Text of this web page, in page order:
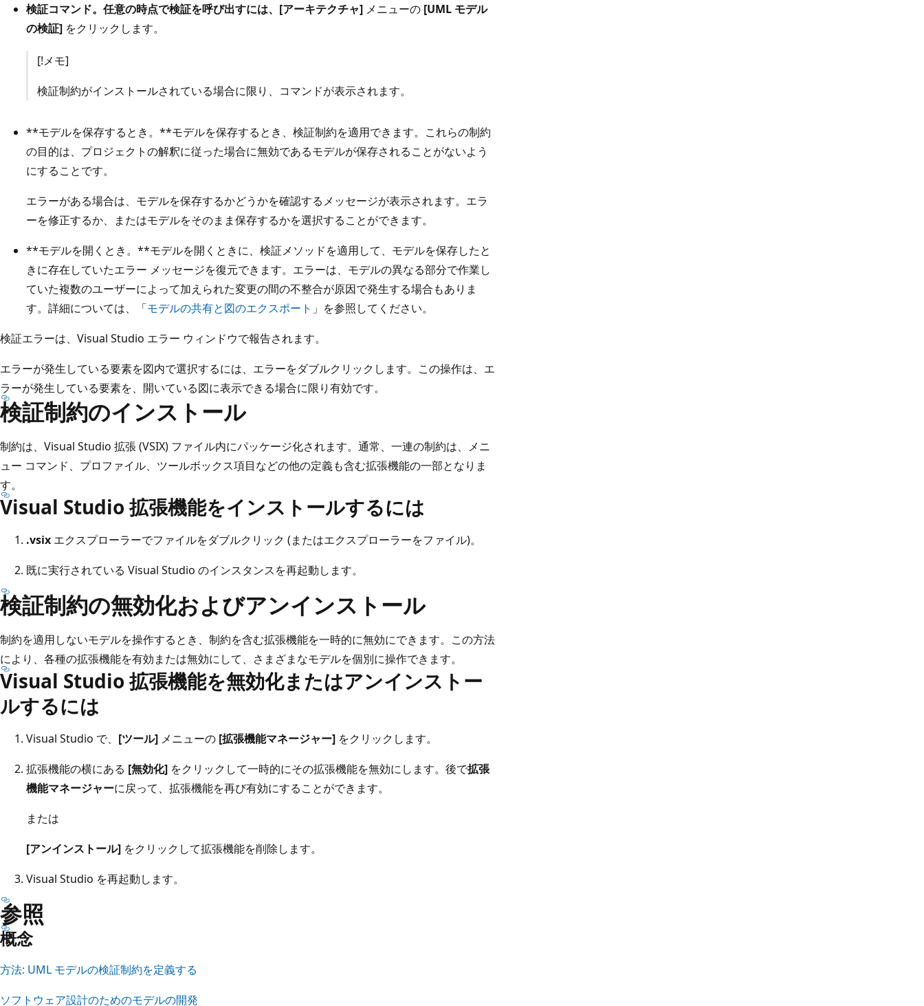
検証コマンド。 任意の時点で検証を呼び出すには、 [アーキテクチャ] メニューの [UML モデル
の検証] をクリックします。
[!メモ]
検証制約がインストールされている場合に限り、コマンドが表示されます。
**モデルを保存するとき。**モデルを保存するとき、検証制約を適用できます。これらの制約
の目的は、プロジェクトの解釈に従った場合に無効であるモデルが保存されることがないよう
にすることです。
エラーがある場合は、モデルを保存するかどうかを確認するメッセージが表示されます。エラ
ーを修正するか、またはモデルをそのまま保存するかを選択することができます。
**モデルを開くとき。**モデルを開くときに、検証メソッドを適用して、モデルを保存したと
きに存在していたエラー メッセージを復元できます。エラーは、モデルの異なる部分で作業し
ていた複数のユーザーによって加えられた変更の間の不整合が原因で発生する場合もありま
す。詳細については、「モデルの共有と図のエクスポート 」を参照してください。
検証エラーは、Visual Studio エラー ウィンドウで報告されます。
エラーが発生している要素を図内で選択するには、エラーをダブルクリックします。この操作は、エ
ラーが発生している要素を、開いている図に表示できる場合に限り有効です。
検証制約のインストール
制約は、Visual Studio 拡張 (VSIX) ファイル内にパッケージ化されます。通常、一連の制約は、メニ
ュー コマンド、プロファイル、ツールボックス項目などの他の定義も含む拡張機能の一部となりま
す。
Visual Studio 拡張機能をインストールするには
.vsix エクスプローラーでファイルをダブルクリック (またはエクスプローラーをファイル)。
既に実行されている Visual Studio のインスタンスを再起動します。
検証制約の無効化およびアンインストール
制約を適用しないモデルを操作するとき、制約を含む拡張機能を一時的に無効にできます。この方法
により、各種の拡張機能を有効または無効にして、さまざまなモデルを個別に操作できます。
Visual Studio 拡張機能を無効化またはアンインストー
ルするには
Visual Studio で、 [ツール] メニューの [拡張機能マネージャー] をクリックします。
拡張機能の横にある [無効化] をクリックして一時的にその拡張機能を無効にします。後で拡張
機能マネージャーに戻って、拡張機能を再び有効にすることができます。
または
[アンインストール] をクリックして拡張機能を削除します。
Visual Studio を再起動します。
参照
概念
方法: UML モデルの検証制約を定義する
ソフトウェア設計のためのモデルの開発